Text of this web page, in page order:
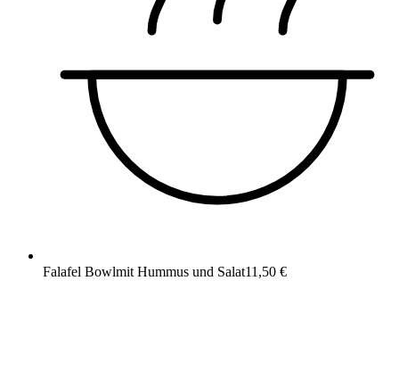
Falafel Bowlmit Hummus und Salat11,50 €